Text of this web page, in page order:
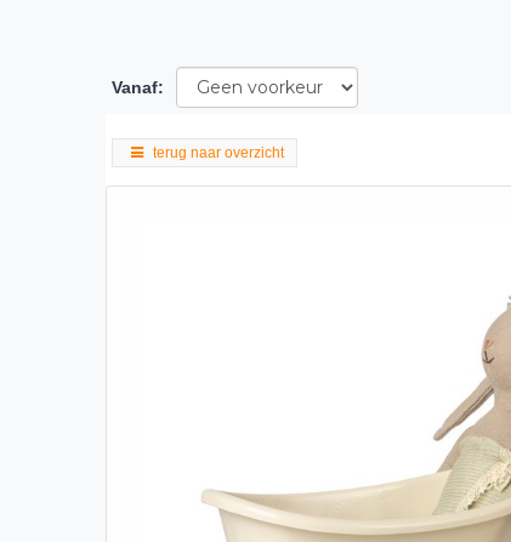
Vanaf:
terug naar overzicht